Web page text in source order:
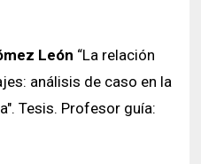
León “La relación
análisis de caso en la
Tesis. Profesor guía: